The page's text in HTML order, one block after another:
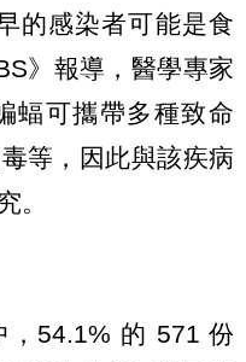
的感染者可能是食
》報導，醫學專家
蝠可攜帶多種致命
等，因此與該疾病
。
，54.1% 的 571 份